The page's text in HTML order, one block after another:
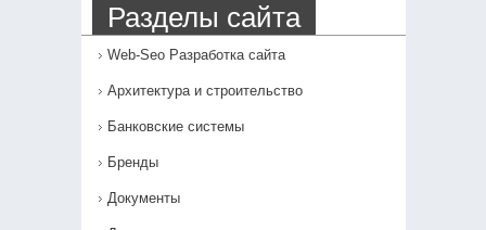
Разделы сайта
Web-Seo Разработка сайта
Архитектура и строительство
Банковские системы
Бренды
Документы